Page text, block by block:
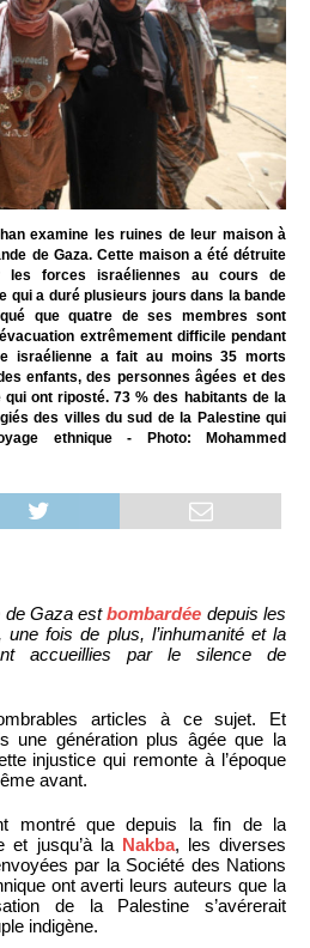
examine les ruines de leur maison à
de Gaza. Cette maison a été détruite
les forces israéliennes au cours de
qui a duré plusieurs jours dans la bande
que quatre de ses membres sont
extrêmement difficile pendant
israélienne a fait au moins 35 morts
enfants, des personnes âgées et des
ont riposté. 73 % des habitants de la
des villes du sud de la Palestine qui
ethnique - Photo: Mohammed
de Gaza estbombardée depuis les
fois de plus, l’inhumanité et la
accueillies par le silence de
articles à ce sujet. Et
une génération plus âgée que la
injustice qui remonte à l’époque
avant.
montré que depuis la fin de la
et jusqu’à la Nakba, les diverses
par la Société des Nations
ont averti leurs auteurs que la
de la Palestine s’avérerait
indigène.